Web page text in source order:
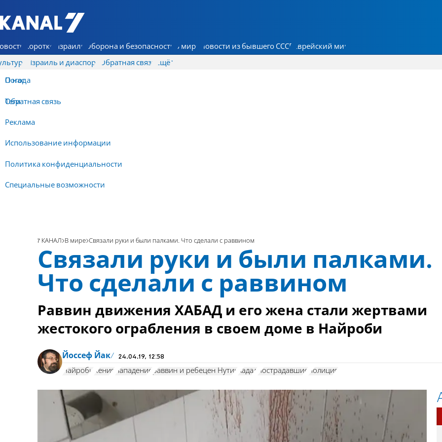
7 КАНАЛ - Аруц Шева
Коротко Израиль Оборона и безопасность В мире Новости из бывшего СССР Еврейский мир
Израиль и диаспора Обратная связь
О нас
Обратная связь
Реклама
Использование информации
Политика конфиденциальности
Специальные возможности
Ещё
Погода
Теги
7 КАНАЛ В мире Связали руки и были палками. Что сделали с раввином
Связали руки и были палками.
Что сделали с раввином
Раввин движения ХАБАД и его жена стали жертвами
жестокого ограбления в своем доме в Найроби
Йоссеф Йак 24.04.19, 12:58
Найроби Кения нападение раввин и ребецен Нутик Хадад пострадавшие полиция